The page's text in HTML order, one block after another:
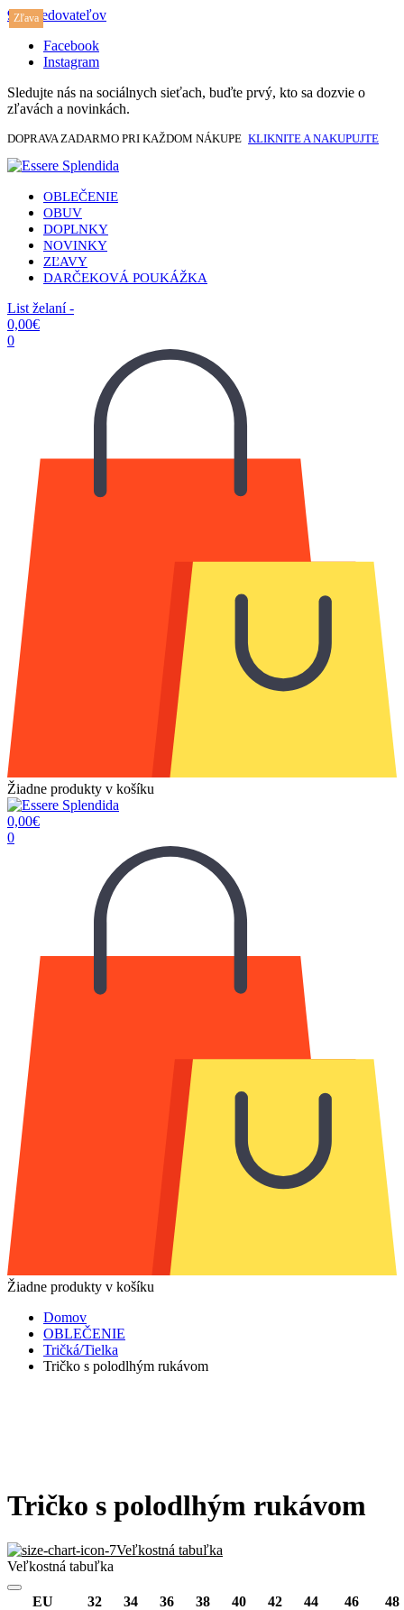
917 sledovateľov
Facebook
Instagram
Sledujte nás na sociálnych sieťach, buďte prvý, kto sa dozvie o
zľavách a novinkách.
DOPRAVA ZADARMO PRI KAŽDOM NÁKUPE KLIKNITE A NAKUPUJTE
OBLEČENIE
OBUV
DOPLNKY
NOVINKY
ZĽAVY
DARČEKOVÁ POUKÁŽKA
List želaní -
0,00€
0
Žiadne produkty v košíku
0,00€
0
Žiadne produkty v košíku
Domov
OBLEČENIE
Tričká/Tielka
Tričko s polodlhým rukávom
Zľava
Tričko s polodlhým rukávom
Veľkostná tabuľka
Veľkostná tabuľka
EU 32 34 36 38 40 42 44 46
48